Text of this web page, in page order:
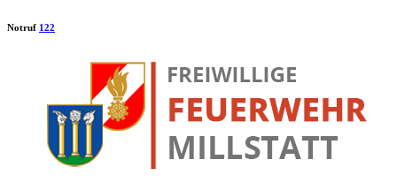
Notruf 122